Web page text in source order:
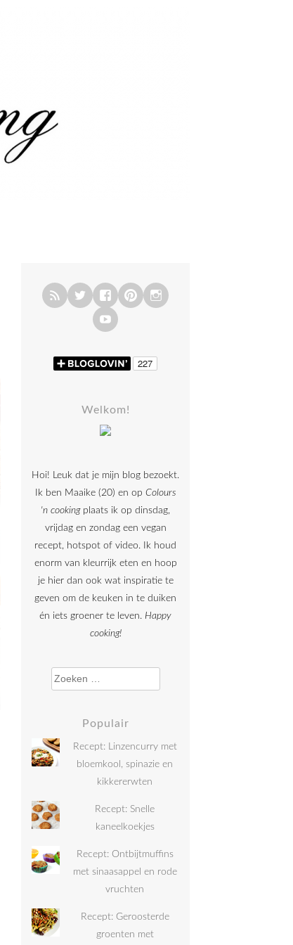
Welkom!
Hoi! Leuk dat je mijn blog bezoekt.
Ik ben Maaike (20) en op Colours
'n cookingplaats ik op dinsdag,
vrijdag en zondag een vegan
recept, hotspot of video. Ik houd
enorm van kleurrijk eten en hoop
je hier dan ook wat inspiratie te
geven om de keuken in te duiken
én iets groener te leven. Happy
cooking!
Zoeken naar:
Populair
Recept: Linzencurry met
bloemkool, spinazie en
kikkererwten
Recept: Snelle
kaneelkoekjes
Recept: Ontbijtmuffins
met sinaasappel en rode
vruchten
Recept: Geroosterde
groenten met